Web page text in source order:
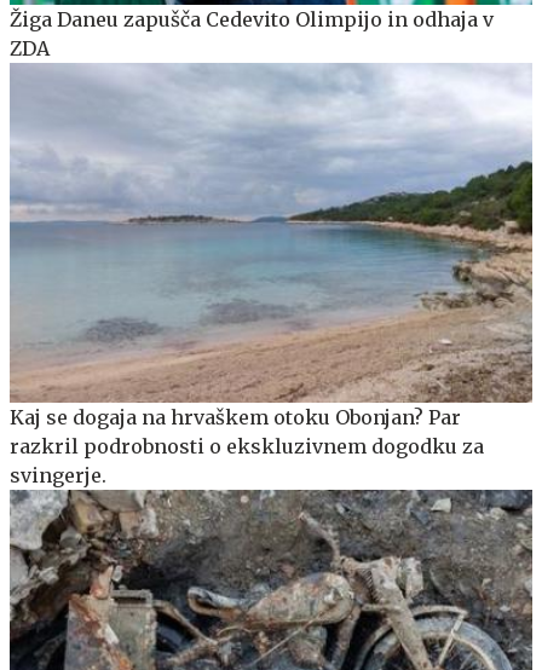
Žiga Daneu zapušča Cedevito Olimpijo in odhaja v
ZDA
Kaj se dogaja na hrvaškem otoku Obonjan? Par
razkril podrobnosti o ekskluzivnem dogodku za
svingerje.